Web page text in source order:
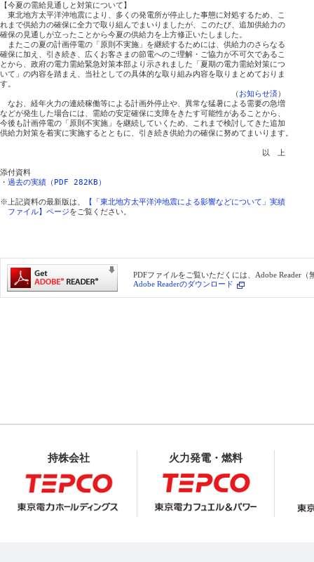
【今夏の需給見通しと対策について】
東北地方太平洋沖地震により、多くの発電所が停止した事態に対処するため、こ
れまで供給力の確保に全力で取り組んでまいりましたが、このたび、追加供給力の
確保の見通しが立ったことから今夏の供給力を上方修正いたしました。
またこの夏の計画停電の「原則不実施」を継続するためには、供給力のさらなる
確保に加え、引き続き、広くお客さまの節電へのご理解・ご協力が不可欠であるこ
とから、政府の電力需給緊急対策本部より示されました「夏期の電力需給対策につ
いて」の内容を踏まえ、当社としての具体的な取り組み内容を取りまとめておりま
す。
（ お知らせ済）
なお、経年火力の連続稼働等による計画外停止や、異常な猛暑による需要の急増
などが発生した場合には、需給の安定確保に支障をきたす可能性があることから、
今後も計画停電の「原則不実施」を継続していくため、これまで検討してきた追加
供給力対策を着実に実施するとともに、引き続き供給力の確保に努めてまいります。
以　上
添付資料
・ 過去の実績（PDF 282KB）
※上記資料の最新版は、
【「東北地方太平洋沖地震による影響などについて」実績
ファイル】ページをご覧ください。
PDFファイルをご覧いただくには、Adobe Reader（
Adobe Readerのダウンロード
持株会社 火力発電・燃料